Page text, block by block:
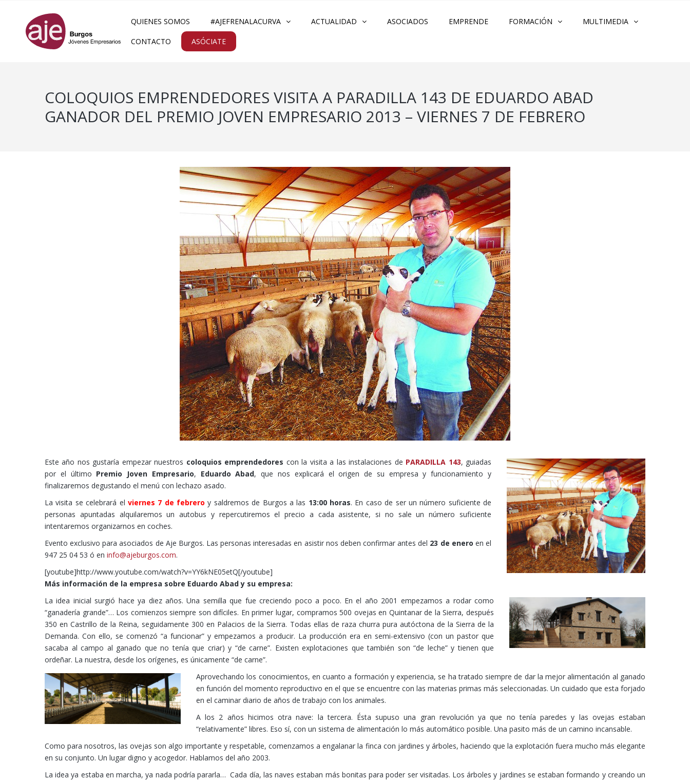
QUIENES SOMOS #AJEFRENALACURVA ACTUALIDAD ASOCIADOS EMPRENDE FORMACIÓN MULTIMEDIA
CONTACTO ASÓCIATE
COLOQUIOS EMPRENDEDORES VISITA A PARADILLA 143 DE EDUARDO ABAD
GANADOR DEL PREMIO JOVEN EMPRESARIO 2013 – VIERNES 7 DE FEBRERO
Este año nos gustaría empezar nuestros coloquios emprendedores con la visita a las instalaciones de PARADILLA 143, guiadas
por el último Premio Joven Empresario, Eduardo Abad, que nos explicará el origen de su empresa y funcionamiento y
finalizaremos degustando el menú con lechazo asado.
La visita se celebrará el viernes 7 de febrero y saldremos de Burgos a las 13:00 horas. En caso de ser un número suficiente de
personas apuntadas alquilaremos un autobus y repercutiremos el precio a cada asistente, si no sale un número suficiente
intentaremos organizarnos en coches.
Evento exclusivo para asociados de Aje Burgos. Las personas interesadas en asistir nos deben confirmar antes del 23 de enero en el
947 25 04 53 ó en info@ajeburgos.com.
[youtube]http://www.youtube.com/watch?v=YY6kNE05etQ[/youtube]
Más información de la empresa sobre Eduardo Abad y su empresa:
La idea inicial surgió hace ya diez años. Una semilla que fue creciendo poco a poco. En el año 2001 empezamos a rodar como
“ganadería grande”… Los comienzos siempre son difíciles. En primer lugar, compramos 500 ovejas en Quintanar de la Sierra, después
350 en Castrillo de la Reina, seguidamente 300 en Palacios de la Sierra. Todas ellas de raza churra pura autóctona de la Sierra de la
Demanda. Con ello, se comenzó “a funcionar” y empezamos a producir. La producción era en semi-extensivo (con un pastor que
sacaba al campo al ganado que no tenía que criar) y “de carne”. Existen explotaciones que también son “de leche” y tienen que
ordeñar. La nuestra, desde los orígenes, es únicamente “de carne”.
Aprovechando los conocimientos, en cuanto a formación y experiencia, se ha tratado siempre de dar la mejor alimentación al ganado
en función del momento reproductivo en el que se encuentre con las materias primas más seleccionadas. Un cuidado que esta forjado
en el caminar diario de años de trabajo con los animales.
A los 2 años hicimos otra nave: la tercera. Ésta supuso una gran revolución ya que no tenía paredes y las ovejas estaban
“relativamente” libres. Eso sí, con un sistema de alimentación lo más automático posible. Una pasito más de un camino incansable.
Como para nosotros, las ovejas son algo importante y respetable, comenzamos a engalanar la finca con jardines y árboles, haciendo que la explotación fuera mucho más elegante
en su conjunto. Un lugar digno y acogedor. Hablamos del año 2003.
La idea ya estaba en marcha, ya nada podría pararla… Cada día, las naves estaban más bonitas para poder ser visitadas. Los árboles y jardines se estaban formando y creando un